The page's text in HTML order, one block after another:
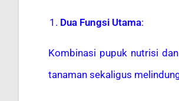
Dua Fungsi Utama:
Kombinasi pupuk nutrisi
tanaman sekaligus